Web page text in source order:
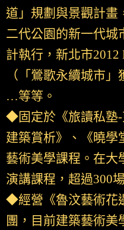
道」規劃與景觀計畫
二代公園的新一代城
計執行，新北市2012
（「鶯歌永續城市」
…等等。
◆固定於《旅讀私塾
建築賞析》、《曉學
藝術美學課程。在大
演講課程，超過300
◆經營《魯汶藝術花
團，目前建築藝術美